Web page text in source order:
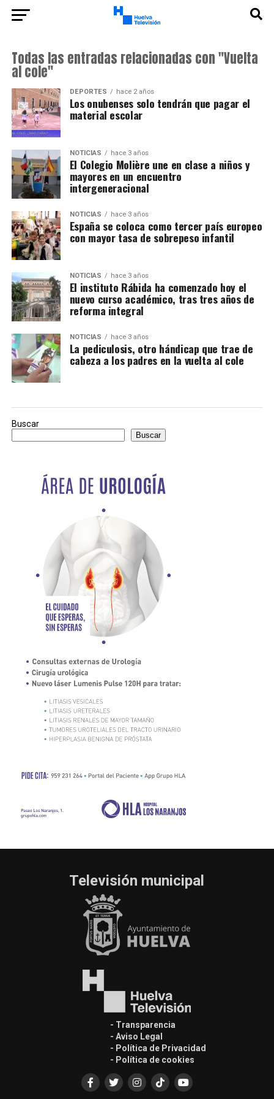
Todas las entradas relacionadas con "Vuelta
al cole"
DEPORTES hace 2 años
Los onubenses solo tendrán que pagar el
material escolar
NOTICIAS hace 3 años
El Colegio Molière une en clase a niños y
mayores en un encuentro
intergeneracional
NOTICIAS hace 3 años
España se coloca como tercer país europeo
con mayor tasa de sobrepeso infantil
NOTICIAS hace 3 años
El instituto Rábida ha comenzado hoy el
nuevo curso académico, tras tres años de
reforma integral
NOTICIAS hace 3 años
La pediculosis, otro hándicap que trae de
cabeza a los padres en la vuelta al cole
Buscar
Buscar
Televisión municipal
- Transparencia
- Aviso Legal
- Política de Privacidad
- Política de cookies